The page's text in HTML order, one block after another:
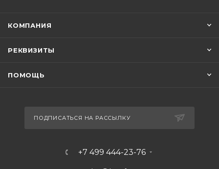
КОМПАНИЯ
РЕКВИЗИТЫ
ПОМОЩЬ
ПОДПИСАТЬСЯ НА РАССЫЛКУ
+7 499 444-23-76